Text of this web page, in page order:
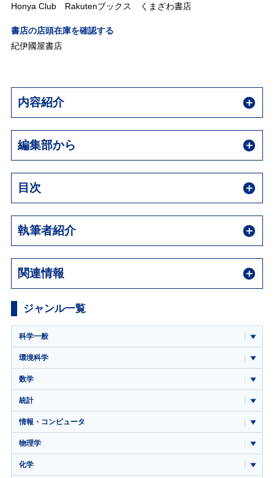
Honya Club
Rakutenブックス くまざわ書店
書店の店頭在庫を確認する
紀伊國屋書店
内容紹介
編集部から
目次
執筆者紹介
関連情報
ジャンル一覧
科学一般
環境科学
数学
統計
情報・コンピュータ
物理学
化学